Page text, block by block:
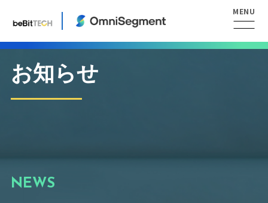
お知らせ
NEWS